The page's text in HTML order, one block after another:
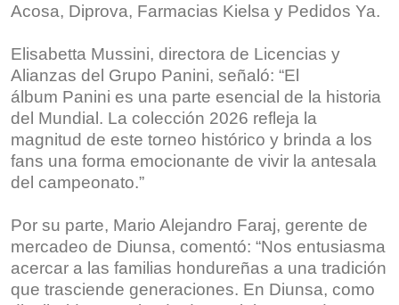
Acosa, Diprova, Farmacias Kielsa y Pedidos Ya.
Elisabetta Mussini, directora de Licencias y
Alianzas del Grupo Panini, señaló: “El
álbum Panini es una parte esencial de la historia
del Mundial. La colección 2026 refleja la
magnitud de este torneo histórico y brinda a los
fans una forma emocionante de vivir la antesala
del campeonato.”
Por su parte, Mario Alejandro Faraj, gerente de
mercadeo de Diunsa, comentó: “Nos entusiasma
acercar a las familias hondureñas a una tradición
que trasciende generaciones. En Diunsa, como